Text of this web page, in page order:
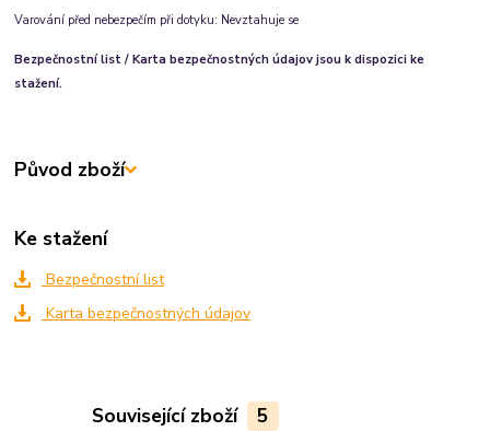
Varování před nebezpečím při dotyku: Nevztahuje se
Bezpečnostní list / Karta bezpečnostných údajov jsou k dispozici ke
stažení.
Původ zboží
Ke stažení
Bezpečnostní list
Karta bezpečnostných údajov
Související zboží 5